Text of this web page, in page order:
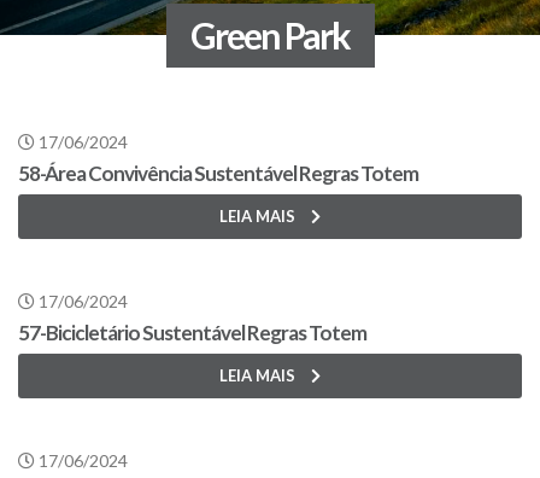
Green Park
17/06/2024
58-Área Convivência Sustentável Regras Totem
LEIA MAIS
17/06/2024
57-Bicicletário Sustentável Regras Totem
LEIA MAIS
17/06/2024